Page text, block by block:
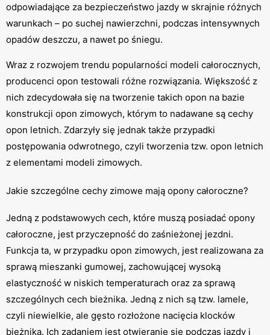
odpowiadające za bezpieczeństwo jazdy w skrajnie różnych
warunkach – po suchej nawierzchni, podczas intensywnych
opadów deszczu, a nawet po śniegu.
Wraz z rozwojem trendu popularności modeli całorocznych,
producenci opon testowali różne rozwiązania. Większość z
nich zdecydowała się na tworzenie takich opon na bazie
konstrukcji opon zimowych, którym to nadawane są cechy
opon letnich. Zdarzyły się jednak także przypadki
postępowania odwrotnego, czyli tworzenia tzw. opon letnich
z elementami modeli zimowych.
Jakie szczególne cechy zimowe mają opony całoroczne?
Jedną z podstawowych cech, które muszą posiadać opony
całoroczne, jest przyczepność do zaśnieżonej jezdni.
Funkcja ta, w przypadku opon zimowych, jest realizowana za
sprawą mieszanki gumowej, zachowującej wysoką
elastyczność w niskich temperaturach oraz za sprawą
szczególnych cech bieżnika. Jedną z nich są tzw. lamele,
czyli niewielkie, ale gęsto rozłożone nacięcia klocków
bieżnika. Ich zadaniem jest otwieranie się podczas jazdy i